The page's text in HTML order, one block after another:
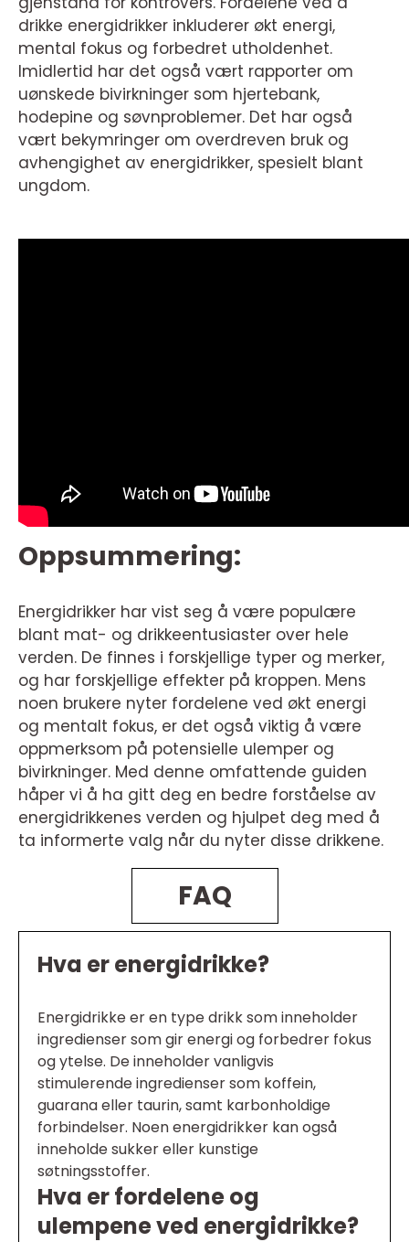
drikke energidrikker inkluderer økt energi,
mental fokus og forbedret utholdenhet.
Imidlertid har det også vært rapporter om
uønskede bivirkninger som hjertebank,
hodepine og søvnproblemer. Det har også
vært bekymringer om overdreven bruk og
avhengighet av energidrikker, spesielt blant
ungdom.
Oppsummering:
Energidrikker har vist seg å være populære
blant mat- og drikkeentusiaster over hele
verden. De finnes i forskjellige typer og merker,
og har forskjellige effekter på kroppen. Mens
noen brukere nyter fordelene ved økt energi
og mentalt fokus, er det også viktig å være
oppmerksom på potensielle ulemper og
bivirkninger. Med denne omfattende guiden
håper vi å ha gitt deg en bedre forståelse av
energidrikkenes verden og hjulpet deg med å
ta informerte valg når du nyter disse drikkene.
FAQ
Hva er energidrikke?
Energidrikke er en type drikk som inneholder
ingredienser som gir energi og forbedrer fokus
og ytelse. De inneholder vanligvis
stimulerende ingredienser som koffein,
guarana eller taurin, samt karbonholdige
forbindelser. Noen energidrikker kan også
inneholde sukker eller kunstige
søtningsstoffer.
Hva er fordelene og
ulempene ved energidrikke?